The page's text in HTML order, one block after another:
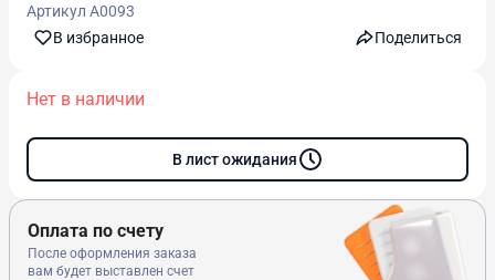
Артикул A0093
В избранноe
Поделиться
Нет в наличии
В лист ожидания
Оплата по счету
После оформления заказа
вам будет выставлен счет